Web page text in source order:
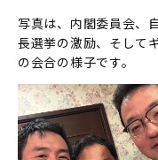
写真は、内閣委員会、
長選挙の激励、そして
の会合の様子です。